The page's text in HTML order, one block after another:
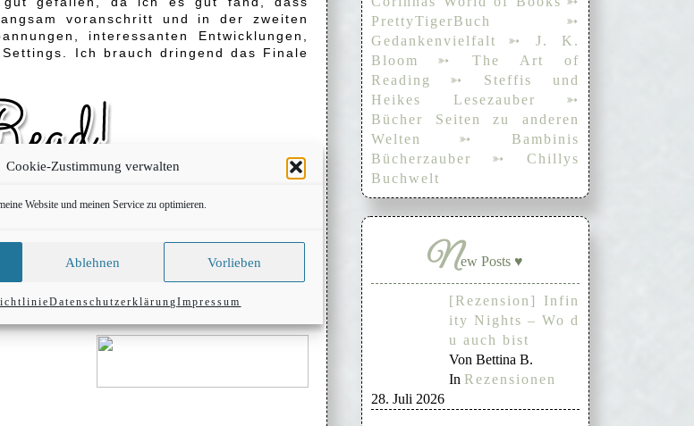
Cookie-Zustimmung verwalten
Website und meinen Service zu optimieren.
Ablehnen Vorlieben
DatenschutzerklärungImpressum
voranschritt und in der zweiten
interessanten Entwicklungen,
Ich brauch dringend das Finale
PrettyTigerBuch
➳
Gedankenvielfalt
➳ J. K.
Bloom
➳ The Art of
Reading
➳ Steffis und
Heikes Lesezauber
➳
Bücher Seiten zu anderen
Welten
➳ Bambinis
Bücherzauber
➳ Chillys
Buchwelt
New Posts ♥
[Rezension] Infin
ity Nights – Wo d
u auch bist
Von Bettina B.
In Rezensionen
28. Juli 2026